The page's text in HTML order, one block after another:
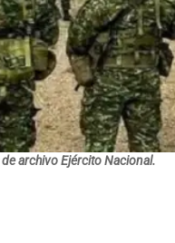
archivo Ejército Nacional.